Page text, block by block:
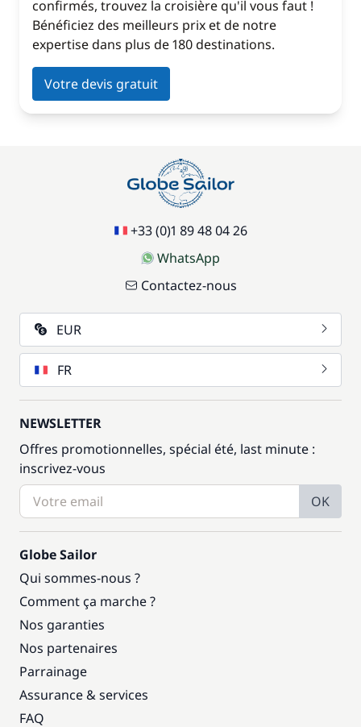
confirmés, trouvez la croisière qu'il vous faut !
Bénéficiez des meilleurs prix et de notre
expertise dans plus de 180 destinations.
Votre devis gratuit
+33 (0)1 89 48 04 26
WhatsApp
Contactez-nous
EUR
FR
NEWSLETTER
Offres promotionnelles, spécial été, last minute :
inscrivez-vous
OK
Globe Sailor
Qui sommes-nous ?
Comment ça marche ?
Nos garanties
Nos partenaires
Parrainage
Assurance & services
FAQ